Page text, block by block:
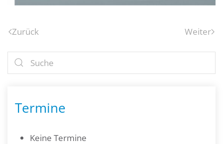
Zurück Weiter
Termine
Keine Termine